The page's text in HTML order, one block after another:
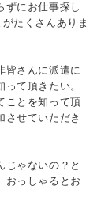
ずにお仕事探し
たくさんありま
皆さんに派遣に
て頂きたい。
ことを知って頂
させていただき
じゃないの？と
おっしゃるとお